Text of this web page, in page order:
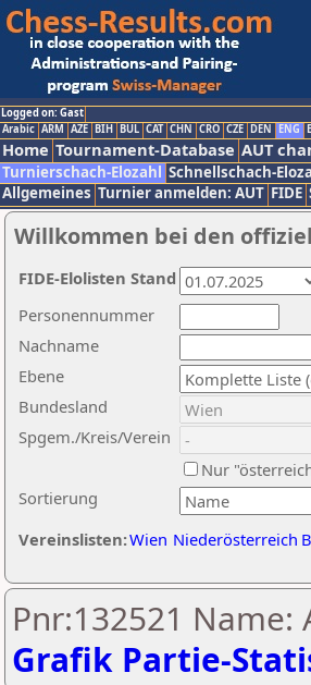
Logged on: Gast
Arabic ARM AZE BIH BUL CAT CHN CRO CZE DEN ENG
Home Tournament-Database AUT
Turnierschach-Elozahl Schnellschach-
Allgemeines Turnier anmelden: AUT FIDE
Willkommen bei den
Nachname
Ebene
Sortierung
Personennummer
Bundesland
Spgem./Kreis/Verein
Nur
Vereinslisten:Wien Niederösterreich
FIDE-Elolisten Stand
Pnr:132521
Grafik Partie-